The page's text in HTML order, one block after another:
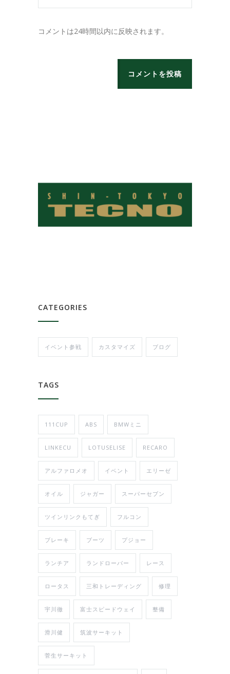
コメントは24時間以内に反映されます。
コメントを投稿
CATEGORIES
イベント参戦 カスタマイズ ブログ
TAGS
111CUP ABS BMWミニ
LINKECU LOTUSELISE RECARO
アルファロメオ イベント エリーゼ
オイル ジャガー スーパーセブン
ツインリンクもてぎ フルコン
ブレーキ ブーツ プジョー
ランチア ランドローバー レース
ロータス 三和トレーディング 修理
宇川徹 富士スピードウェイ 整備
滑川健 筑波サーキット
菅生サーキット